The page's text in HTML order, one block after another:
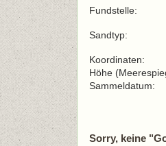
Fundstelle:
Sandtyp:
Koordinaten:
Höhe
Sammeldatum:
Sorry, keine